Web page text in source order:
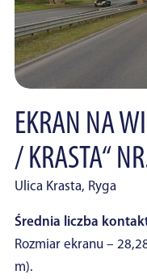
EKRAN NA
/ KRASTA“
Ulica Krasta, Ryga
Średnia liczba
Rozmiar ekranu –
m).